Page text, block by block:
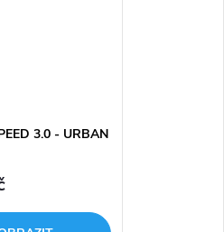
3.0 - URBAN